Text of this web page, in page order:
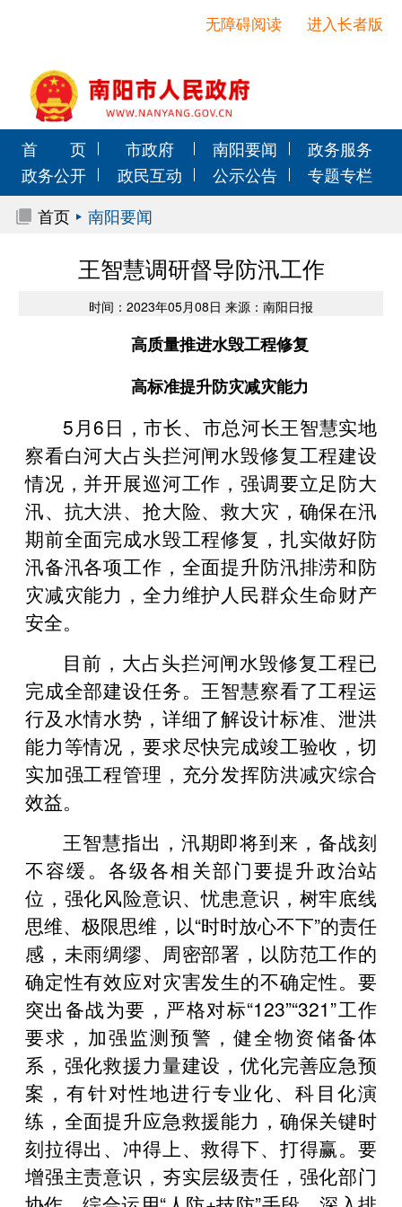
进入长者版
无障碍阅读
首 页 市政府 南阳要闻
政务服务
政务公开
政民互动 公示公告
专题专栏
首页
南阳要闻
王智慧调研督导防汛工作
时间：2023年05月08日 来源：南阳日报
高质量推进水毁工程修复
高标准提升防灾减灾能力
5月6日，市长、市总河长王智慧实地
察看白河大占头拦河闸水毁修复工程建设
情况，并开展巡河工作，强调要立足防大
汛、抗大洪、抢大险、救大灾，确保在汛
期前全面完成水毁工程修复，扎实做好防
汛备汛各项工作，全面提升防汛排涝和防
灾减灾能力，全力维护人民群众生命财产
安全。
目前，大占头拦河闸水毁修复工程已
完成全部建设任务。王智慧察看了工程运
行及水情水势，详细了解设计标准、泄洪
能力等情况，要求尽快完成竣工验收，切
实加强工程管理，充分发挥防洪减灾综合
效益。
王智慧指出，汛期即将到来，备战刻
不容缓。各级各相关部门要提升政治站
位，强化风险意识、忧患意识，树牢底线
思维、极限思维，以“时时放心不下”的责任
感，未雨绸缪、周密部署，以防范工作的
确定性有效应对灾害发生的不确定性。要
突出备战为要，严格对标“123”“321”工作
要求，加强监测预警，健全物资储备体
系，强化救援力量建设，优化完善应急预
案，有针对性地进行专业化、科目化演
练，全面提升应急救援能力，确保关键时
刻拉得出、冲得上、救得下、打得赢。要
增强主责意识，夯实层级责任，强化部门